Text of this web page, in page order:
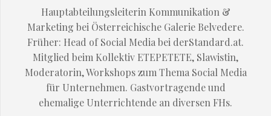
Hauptabteilungsleiterin Kommunikation &
Marketing bei Österreichische Galerie Belvedere.
Früher: Head of Social Media bei derStandard.at.
Mitglied beim Kollektiv ETEPETETE, Slawistin,
Moderatorin, Workshops zum Thema Social Media
für Unternehmen. Gastvortragende und
ehemalige Unterrichtende an diversen FHs.